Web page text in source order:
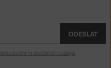
ODESLAT
osobních údajů